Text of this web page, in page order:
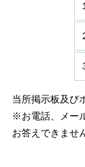
当所掲示板及び
※お電話、メー
お答えできませ